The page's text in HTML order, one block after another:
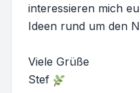
interessieren mich
Ideen rund um den
Viele Grüße
Stef